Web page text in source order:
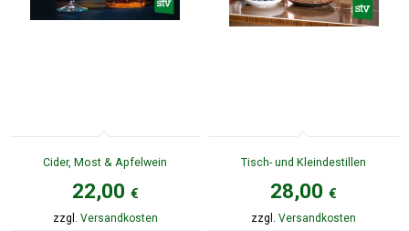
Cider, Most & Apfelwein
22,00 €
zzgl. Versandkosten
Tisch- und Kleindestillen
28,00€
zzgl.Versandkosten